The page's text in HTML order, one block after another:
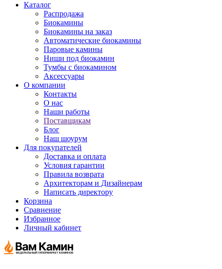
Каталог
Распродажа
Биокамины
Биокамины на заказ
Автоматические биокамины
Паровые камины
Ниши под биокамин
Тумбы с биокамином
Аксессуары
О компании
Контакты
О нас
Наши работы
Поставщикам
Блог
Наш шоурум
Для покупателей
Доставка и оплата
Условия гарантии
Правила возврата
Архитекторам и Дизайнерам
Написать директору
Корзина
Сравнение
Избранное
Личный кабинет